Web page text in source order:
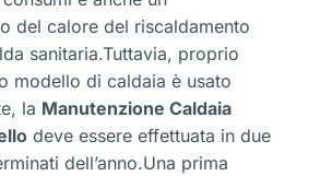
del calore del riscaldamento
sanitaria.Tuttavia, proprio
modello di caldaia è usato
la Manutenzione Caldaia
deve essere effettuata in due
dell’anno.Una prima